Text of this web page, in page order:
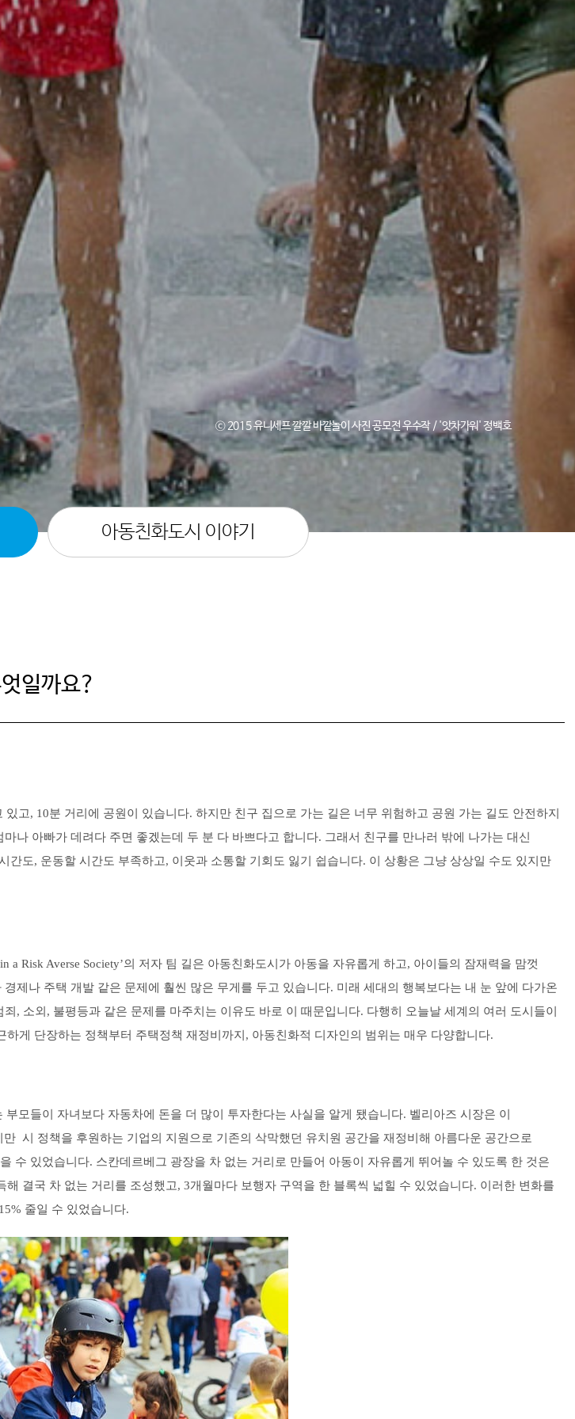
ⓒ 2015 유니세프 깔깔 바깥놀이 사진 공모전 우수작 / '앗차가워' 정백호
아동친화도시 이야기
일까요?
고, 10분 거리에 공원이 있습니다. 하지만 친구 집으로 가는 길은 너무 위험하고 공원 가는 길도 안전하지
나 아빠가 데려다 주면 좋겠는데 두 분 다 바쁘다고 합니다. 그래서 친구를 만나러 밖에 나가는 대신
도, 운동할 시간도 부족하고, 이웃과 소통할 기회도 잃기 쉽습니다. 이 상황은 그냥 상상일 수도 있지만
Risk Averse Society’의 저자 팀 길은 아동친화도시가 아동을 자유롭게 하고, 아이들의 잠재력을 맘껏
제나 주택 개발 같은 문제에 훨씬 많은 무게를 두고 있습니다. 미래 세대의 행복보다는 내 눈 앞에 다가온
, 소외, 불평등과 같은 문제를 마주치는 이유도 바로 이 때문입니다. 다행히 오늘날 세계의 여러 도시들이
게 단장하는 정책부터 주택정책 재정비까지, 아동친화적 디자인의 범위는 매우 다양합니다.
모들이 자녀보다 자동차에 돈을 더 많이 투자한다는 사실을 알게 됐습니다. 벨리아즈 시장은 이
시 정책을 후원하는 기업의 지원으로 기존의 삭막했던 유치원 공간을 재정비해 아름다운 공간으로
수 있었습니다. 스칸데르베그 광장을 차 없는 거리로 만들어 아동이 자유롭게 뛰어놀 수 있도록 한 것은
결국 차 없는 거리를 조성했고, 3개월마다 보행자 구역을 한 블록씩 넓힐 수 있었습니다. 이러한 변화를
줄일 수 있었습니다.